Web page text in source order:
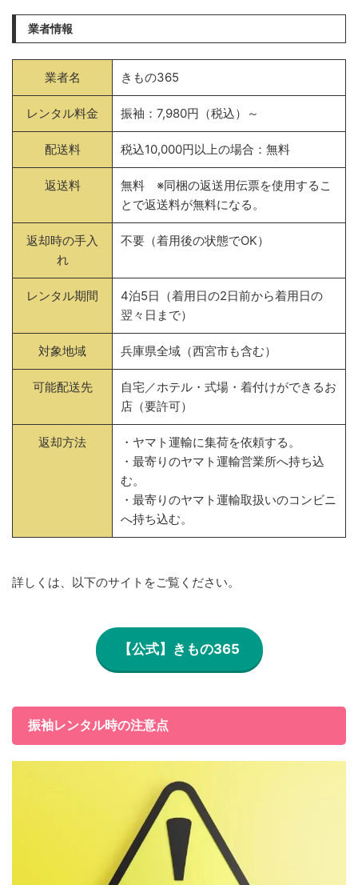
業者情報
業者名 きもの365
レンタル料金 振袖：7,980円（税込）～
配送料 税込10,000円以上の場合：無料
返送料
無料 ※同梱の返送用伝票を使用するこ
とで返送料が無料になる。
返却時の手入
れ
不要（着用後の状態でOK）
レンタル期間
4泊5日（着用日の2日前から着用日の
翌々日まで）
対象地域 兵庫県全域（西宮市も含む）
可能配送先
自宅／ホテル・式場・着付けができるお
店（要許可）
返却方法
・ヤマト運輸に集荷を依頼する。
・最寄りのヤマト運輸営業所へ持ち込
む。
・最寄りのヤマト運輸取扱いのコンビニ
へ持ち込む。
詳しくは、以下のサイトをご覧ください。
【公式】きもの365
振袖レンタル時の注意点